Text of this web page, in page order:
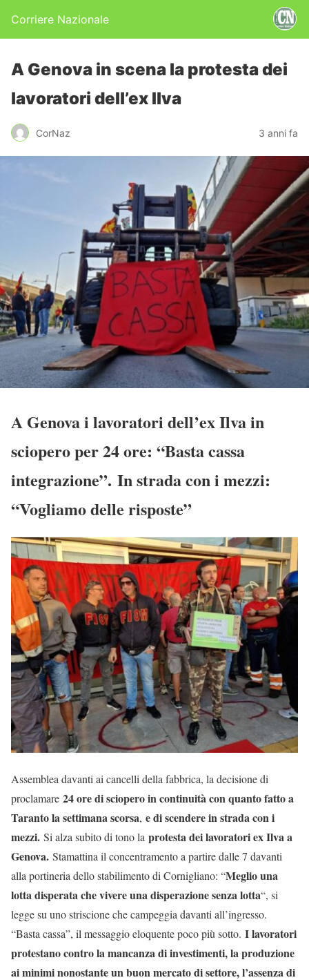
Corriere Nazionale
A Genova in scena la protesta dei
lavoratori dell’ex Ilva
CorNaz 3 anni fa
A Genova i lavoratori dell’ex Ilva in
sciopero per 24 ore: “Basta cassa
integrazione”. In strada con i mezzi:
“Vogliamo delle risposte”
Assemblea davanti ai cancelli della fabbrica, la decisione di
proclamare 24 ore di sciopero in continuità con quanto fatto a
Taranto la settimana scorsa, e di scendere in strada con i
mezzi. Si alza subito di tono la protesta dei lavoratori ex Ilva a
Genova. Stamattina il concentramento a partire dalle 7 davanti
alla portineria dello stabilimento di Cornigliano: “Meglio una
lotta disperata che vivere una disperazione senza lotta“, si
legge su uno striscione che campeggia davanti all’ingresso.
“Basta cassa”, il messaggio eloquente poco più sotto. I lavoratori
protestano contro la mancanza di investimenti, la produzione
ai minimi nonostante un buon mercato di settore, l’assenza di